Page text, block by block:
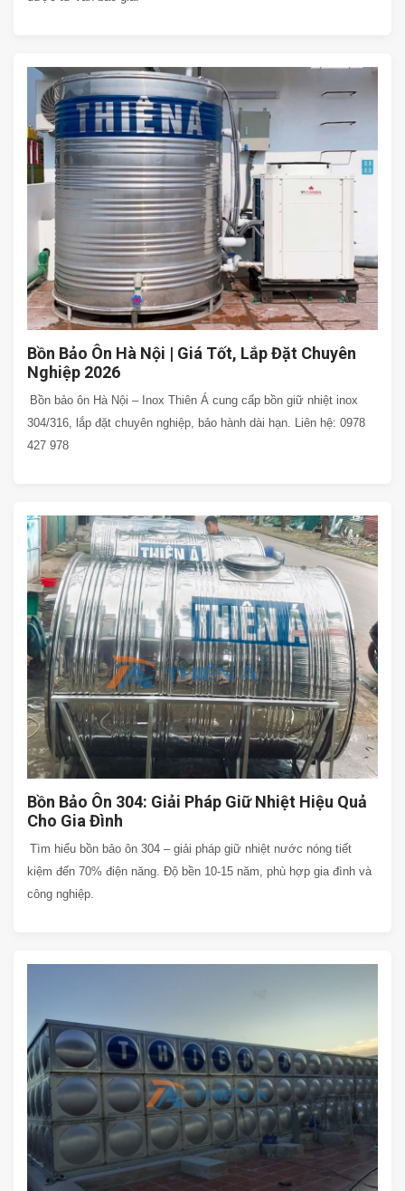
Bồn Bảo Ôn Hà Nội | Giá Tốt, Lắp Đặt Chuyên
Nghiệp 2026
Bồn bảo ôn Hà Nội – Inox Thiên Á cung cấp bồn giữ nhiệt inox
304/316, lắp đặt chuyên nghiệp, bảo hành dài hạn. Liên hệ: 0978
427 978
Bồn Bảo Ôn 304: Giải Pháp Giữ Nhiệt Hiệu Quả
Cho Gia Đình
Tìm hiểu bồn bảo ôn 304 – giải pháp giữ nhiệt nước nóng tiết
kiệm đến 70% điện năng. Độ bền 10-15 năm, phù hợp gia đình và
công nghiệp.